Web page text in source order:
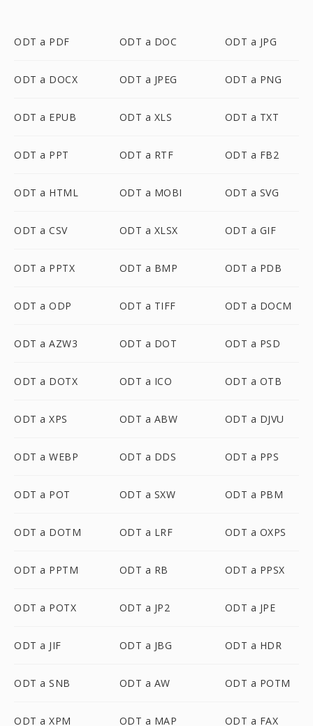
ODT a PDF ODT a DOC ODT a JPG
ODT a DOCX ODT a JPEG ODT a PNG
ODT a EPUB ODT a XLS ODT a TXT
ODT a PPT ODT a RTF ODT a FB2
ODT a HTML ODT a MOBI ODT a SVG
ODT a CSV ODT a XLSX ODT a GIF
ODT a PPTX ODT a BMP ODT a PDB
ODT a ODP ODT a TIFF ODT a DOCM
ODT a AZW3 ODT a DOT ODT a PSD
ODT a DOTX ODT a ICO ODT a OTB
ODT a XPS ODT a ABW ODT a DJVU
ODT a WEBP ODT a DDS ODT a PPS
ODT a POT ODT a SXW ODT a PBM
ODT a DOTM ODT a LRF ODT a OXPS
ODT a PPTM ODT a RB ODT a PPSX
ODT a POTX ODT a JP2 ODT a JPE
ODT a JIF ODT a JBG ODT a HDR
ODT a SNB ODT a AW ODT a POTM
ODT a XPM ODT a MAP ODT a FAX